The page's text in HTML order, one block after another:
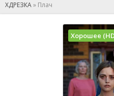
ХДРЕЗКА» Плач
Хорошее